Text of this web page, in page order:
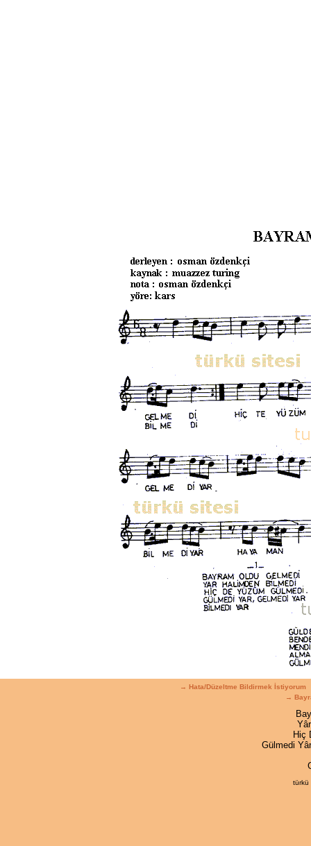
→ Hata/Düzeltme Bildirmek İstiyorum
→
Hiç
Gülmedi
türkü